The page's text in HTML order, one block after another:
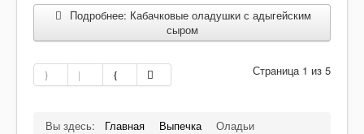
Подробнее: Кабачковые оладушки с адыгейским
сыром
Страница 1 из 5
Вы здесь: Главная Выпечка Оладьи